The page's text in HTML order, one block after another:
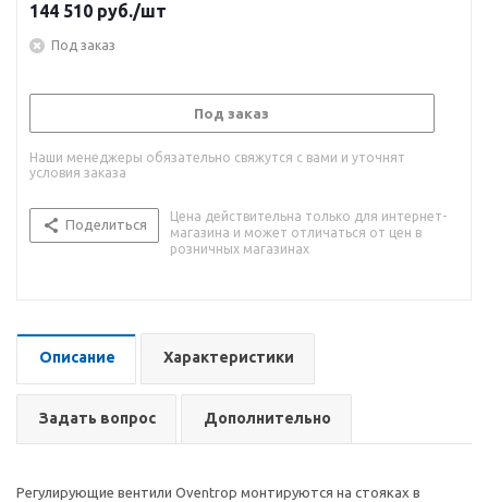
144 510 руб./шт
Под заказ
Под заказ
Наши менеджеры обязательно свяжутся с вами и уточнят
условия заказа
Поделиться
Цена действительна только для интернет-
магазина и может отличаться от цен в
розничных магазинах
Описание Характеристики
Задать вопрос Дополнительно
Регулирующие вентили Oventrop монтируются на стояках в